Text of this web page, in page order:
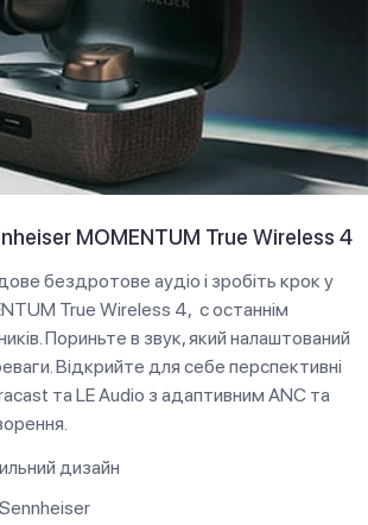
MOMENTUM True Wireless 4
бездротове аудіо і зробіть крок у
True Wireless 4, c останнім
Пориньте в звук, який налаштований
Відкрийте для себе перспективні
та LE Audio з адаптивним ANC та
дизайн